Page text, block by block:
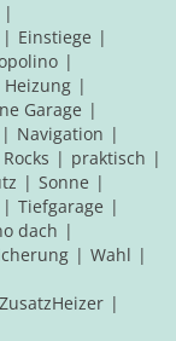
Einstiege
Heizung
Garage
Navigation
praktisch
Sonne
Tiefgarage
dach
Wahl
ZusatzHeizer